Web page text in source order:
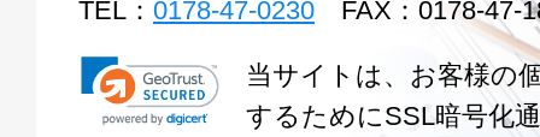
TEL： 0178-47-0230 FAX：0178-47-
当サイトは、お客様の
するためにSSL暗号化